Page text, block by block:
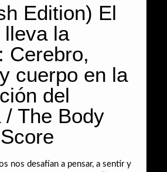
Edition) El
lleva la
Cerebro,
cuerpo en la
del
/ The Body
nos desafían a pensar, a sentir y